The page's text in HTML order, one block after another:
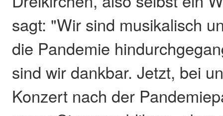
sagt: "Wir sind musikalisch
die Pandemie
sind wir dankbar. Jetzt, bei
Konzert nach der